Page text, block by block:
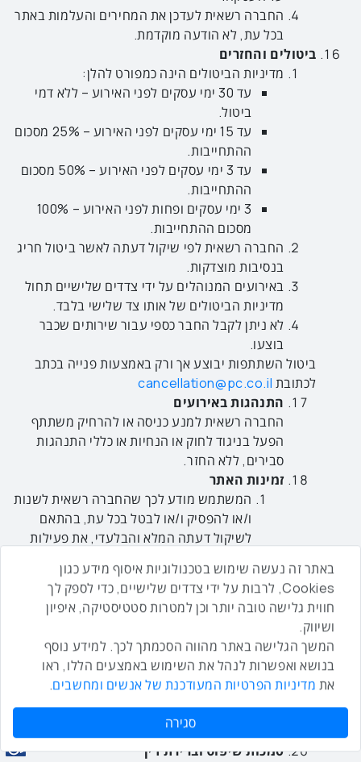
החברה רשאית לעדכן את המחירים והעלמות באתר
בכל עת, לא הודעה מוקדמת.
ביטולים והחזרים
מדיניות הביטולים הינה כמפורט להלן:
עד 30 ימי עסקים לפני האירוע – ללא דמי
ביטול.
עד 15 ימי עסקים לפני האירוע – 25% מסכום
ההתחייבות.
עד 3 ימי עסקים לפני האירוע – 50% מסכום
ההתחייבות.
3 ימי עסקים ופחות לפני האירוע – 100%
מסכום ההתחייבות.
החברה רשאית לפי שיקול דעתה לאשר ביטול חריג
בנסיבות מוצדקות.
באירועים המנוהלים על ידי צדדים שלישיים תחול
מדיניות הביטולים של אותו צד שלישי בלבד.
לא ניתן לקבל החבר כספי עבור שירותים שכבר
בוצעו.
ביטול השתתפות יבוצע אך ורק באמצעות פנייה בכתב
לכתובת cancellation@pc.co.il
התנהגות באירועים
החברה רשאית למנע כניסה או להרחיק משתתף
הפעל בניגוד לחוק או הנחיות או כללי התנהגות
סבירים, ללא החזר.
זמינות האתר
המשתמש מודע לכך שהחברה רשאית לשנות
ו/או להפסיק ו/או לבטל בכל עת, בהתאם
לשיקול דעתה המלא והבלעדי, את פעילות
כל צורך במתן הודעה מוקדמת על כך.
התיישנות
מבלי לגרוע מהאמור בתנאי השימוש,
תקופת ההתיישנות לגבי כל טענה ו/או דרישה
ו/או תביעה כנגד החברה, תוגבל לתקופה של
שנתיים, והצדדים רואים בכך כהסכם לתקופת
ההתיישנות כמשמעו בסעיף 19 לחוק
ההתיישנות, התשי"ח-1958.
סמכות שיפוט וברירת דין
באתר זה נעשה שימוש בטכנולוגיות איסוף מידע כגון
Cookies, לרבות על ידי צדדים שלישיים, כדי לספק לך
חווית גלישה טובה יותר וכן למטרות סטטיסטיקה, איפיון
ושיווק.
המשך הגלישה באתר מהווה הסכמתך לכך. למידע נוסף
בנושא ואפשרות לנהל את השימוש באמצעים הללו, ראו
את מדיניות הפרטיות המעודכנת של אנשים ומחשבים.
סגירה